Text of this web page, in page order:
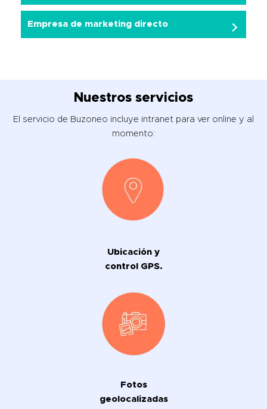
Empresa de marketing directo
Nuestros servicios
El servicio de Buzoneo incluye intranet para ver online y al
momento:
Ubicación y
control GPS.
Fotos
geolocalizadas